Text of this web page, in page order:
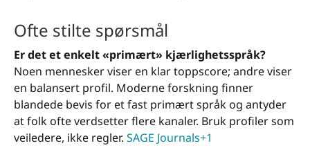
Ofte stilte spørsmål
Er det et enkelt «primært» kjærlighetsspråk?
Noen mennesker viser en klar toppscore; andre viser
en balansert profil. Moderne forskning finner
blandede bevis for et fast primært språk og antyder
at folk ofte verdsetter flere kanaler. Bruk profiler som
veiledere, ikke regler. SAGE Journals+1